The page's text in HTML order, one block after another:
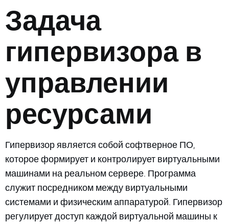
Задача
гипервизора в
управлении
ресурсами
Гипервизор является собой софтверное ПО,
которое формирует и контролирует виртуальными
машинами на реальном сервере. Программа
служит посредником между виртуальными
системами и физическим аппаратурой. Гипервизор
регулирует доступ каждой виртуальной машины к